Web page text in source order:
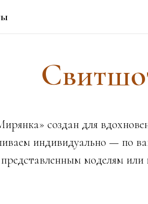
создан для
индивидуально — по
моделям